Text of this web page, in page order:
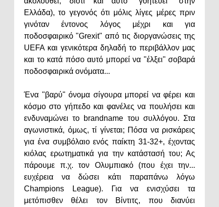
Ελλάδα), το γεγονός ότι μόλις λίγες μέρες πριν
γινόταν έντονος λόγος μέχρι και για
ποδοσφαιρικό "Grexit" από τις διοργανώσεις της
UEFA και γενικότερα δηλαδή το περιβάλλον μας
και το κατά πόσο αυτό μπορεί να "έλξει" σοβαρά
ποδοσφαιρικά ονόματα...
Ένα "βαρύ" όνομα σίγουρα μπορεί να φέρει και
κόσμο στο γήπεδο και φανέλες να πουλήσει και
ενδυναμώνει το brandname του συλλόγου. Στα
αγωνιστικά, όμως, τί γίνεται; Πόσα να ρισκάρεις
για ένα συμβόλαιο ενός παίκτη 31-32+, έχοντας
κιόλας ερωτηματικά για την κατάστασή του; Ας
πάρουμε π.χ. τον Ολυμπιακό (που έχει την...
ευχέρεια να δώσει κάτι παραπάνω λόγω
Champions League). Για να ενισχύσει τα
μετόπισθεν θέλει τον Βίντιτς, που διανύει